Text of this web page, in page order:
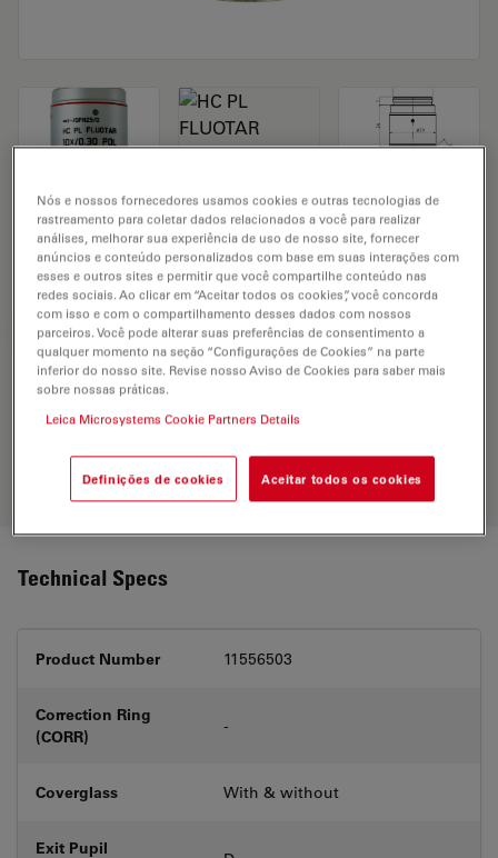
Microscope Objective HC PL FLUOTAR
10x/0,30 POL
SOLICITAÇÃO DE ORÇAMENTO
Discover the perfect solution. Explore
alternatives, and find the best fit for
your needs.
Technical Specs
Product Number 11556503
Correction Ring
(CORR)
-
Coverglass With & without
Exit Pupil
Nós e nossos fornecedores usamos cookies e outras tecnologias de
rastreamento para coletar dados relacionados a você para realizar
análises, melhorar sua experiência de uso de nosso site, fornecer
anúncios e conteúdo personalizados com base em suas interações com
esses e outros sites e permitir que você compartilhe conteúdo nas
redes sociais. Ao clicar em “Aceitar todos os cookies”, você concorda
com isso e com o compartilhamento desses dados com nossos
parceiros. Você pode alterar suas preferências de consentimento a
qualquer momento na seção “Configurações de Cookies” na parte
inferior do nosso site. Revise nosso Aviso de Cookies para saber mais
sobre nossas práticas.
Leica Microsystems Cookie Partners Details
Definições de cookies Aceitar todos os cookies